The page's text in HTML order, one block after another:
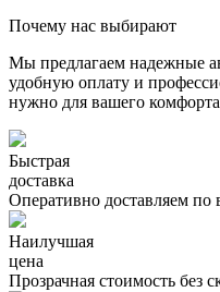
Почему нас выбирают
Мы предлагаем надежные
удобную оплату и
нужно для вашего
Быстрая
доставка
Оперативно доставляем по
Наилучшая
цена
Прозрачная стоимость без